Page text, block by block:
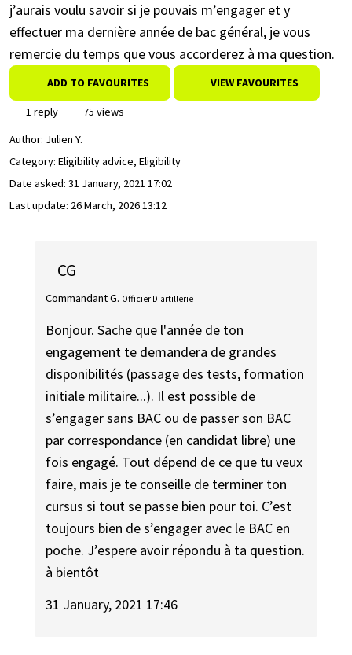
j’aurais voulu savoir si je pouvais m’engager et y
effectuer ma dernière année de bac général, je vous
remercie du temps que vous accorderez à ma question.
ADD TO FAVOURITES VIEW FAVOURITES
1 reply
75 views
Author: Julien Y.
Category: Eligibility advice, Eligibility
Date asked: 31 January, 2021 17:02
Last update: 26 March, 2026 13:12
CG
Commandant G. Officier D'artillerie
Bonjour. Sache que l'année de ton
engagement te demandera de grandes
disponibilités (passage des tests, formation
initiale militaire...). Il est possible de
s’engager sans BAC ou de passer son BAC
par correspondance (en candidat libre) une
fois engagé. Tout dépend de ce que tu veux
faire, mais je te conseille de terminer ton
cursus si tout se passe bien pour toi. C’est
toujours bien de s’engager avec le BAC en
poche. J’espere avoir répondu à ta question.
à bientôt
31 January, 2021 17:46